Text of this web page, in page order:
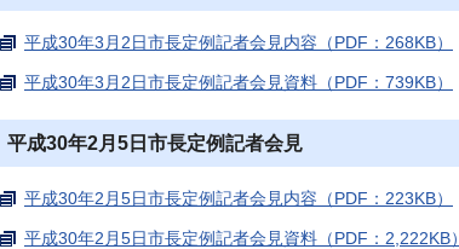
平成30年3月2日市長定例記者会見内容（PDF：268KB）
平成30年3月2日市長定例記者会見資料（PDF：739KB）
平成30年2月5日市長定例記者会見
平成30年2月5日市長定例記者会見内容（PDF：223KB）
平成30年2月5日市長定例記者会見資料（PDF：2,222KB）